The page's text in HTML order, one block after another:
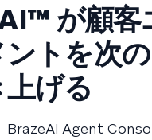
が顧客
ントを次
げる
BrazeAI Agent